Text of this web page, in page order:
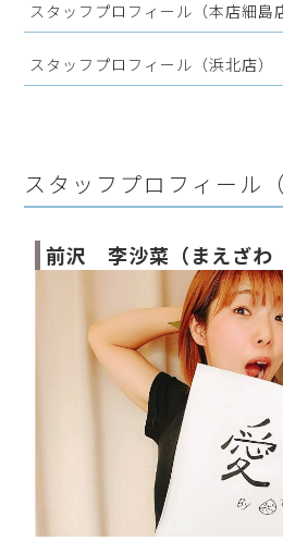
スタッフプロフィール（本店細島
スタッフプロフィール（浜北店）
スタッフプロフィール
前沢 李沙菜（まえざ